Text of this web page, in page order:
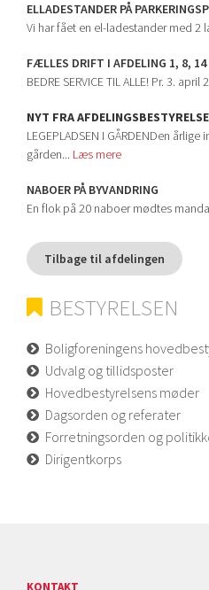
ELLADESTANDER PÅ
Vi har fået en el-ladestander med 2
FÆLLES DRIFT I AFDELING 1, 8, 14
BEDRE SERVICE TIL ALLE! Pr. 3. april
NYT FRA
LEGEPLADSEN I GÅRDENDen
gården... Læs mere
NABOER PÅ BYVANDRING
En flok på 20 naboer mødtes
Tilbage til afdelingen
BESTYRELSEN
Boligforeningens
Udvalg og tillidsposter
Hovedbestyrelsens møder
Dagsorden og referater
Forretningsorden og
Dirigentkorps
KONTAKT